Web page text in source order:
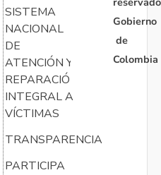
SISTEMA
NACIONAL
DE
ATENCIÓN Y
REPARACIÓN
INTEGRAL A
VÍCTIMAS
TRANSPARENCIA
PARTICIPA
Gobierno
de
Colombia